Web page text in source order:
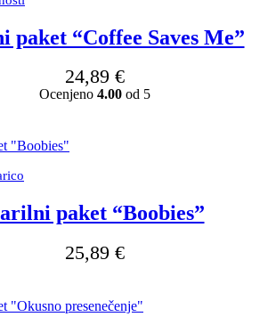
ima
več
Možnosti
lahko
strani
paket “Coffee Saves Me”
24,89 €
Ocenjeno 4.00od 5
paket “Boobies”
25,89 €